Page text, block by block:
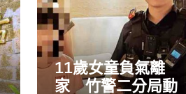
11歲女童負氣離
家 竹警二分局動